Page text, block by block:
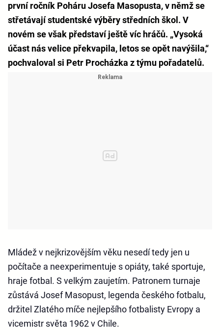
první ročník Poháru Josefa Masopusta, v němž se
střetávají studentské výběry středních škol. V
novém se však představí ještě víc hráčů. „Vysoká
účast nás velice překvapila, letos se opět navýšila,“
pochvaloval si Petr Procházka z týmu pořadatelů.
Mládež v nejkrizovějším věku nesedí tedy jen u
počítače a neexperimentuje s opiáty, také sportuje,
hraje fotbal. S velkým zaujetím. Patronem turnaje
zůstává Josef Masopust, legenda českého fotbalu,
držitel Zlatého míče nejlepšího fotbalisty Evropy a
vicemistr světa 1962 v Chile.